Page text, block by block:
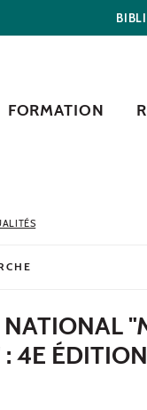
FORMATION
4E ÉDITION